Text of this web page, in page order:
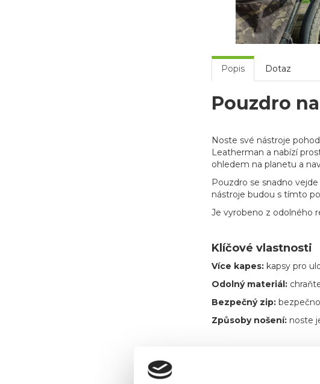
Popis Dotaz
Pouzdro
Noste své nástroje
Leatherman a nabízí
ohledem na planetu a
Pouzdro se snadno
nástroje budou s tímto
Je vyrobeno z odolného
Klíčové vlastnosti
Více kapes: kapsy pro
Odolný materiál:
Bezpečný zip:
Způsoby nošení: noste